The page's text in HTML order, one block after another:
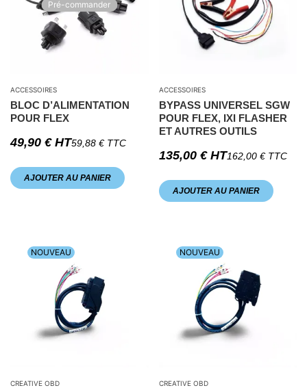
Pré-commander
ACCESSOIRES
BLOC D’ALIMENTATION
POUR FLEX
49,90 €HT59,88 €TTC
AJOUTER AU PANIER
ACCESSOIRES
BYPASS UNIVERSEL SGW
POUR FLEX, IXI FLASHER
ET AUTRES OUTILS
135,00 €HT162,00 €TTC
AJOUTER AU PANIER
NOUVEAU
CREATIVE OBD
NOUVEAU
CREATIVE OBD